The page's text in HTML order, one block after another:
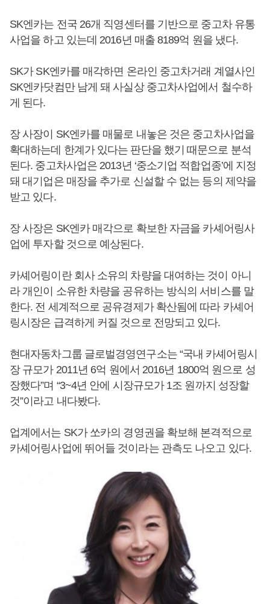
SK엔카는 전국 26개 직영센터를 기반으로 중고차 유통
사업을 하고 있는데 2016년 매출 8189억 원을 냈다.
SK가 SK엔카를 매각하면 온라인 중고차거래 계열사인
SK엔카닷컴만 남게 돼 사실상 중고차사업에서 철수하
게 된다.
장 사장이 SK엔카를 매물로 내놓은 것은 중고차사업을
확대하는데 한계가 있다는 판단을 했기 때문으로 분석
된다. 중고차사업은 2013년 ‘중소기업 적합업종’에 지정
돼 대기업은 매장을 추가로 신설할 수 없는 등의 제약을
받고 있다.
장 사장은 SK엔카 매각으로 확보한 자금을 카셰어링사
업에 투자할 것으로 예상된다.
카셰어링이란 회사 소유의 차량을 대여하는 것이 아니
라 개인이 소유한 차량을 공유하는 방식의 서비스를 말
한다. 전 세계적으로 공유경제가 확산됨에 따라 카셰어
링시장은 급격하게 커질 것으로 전망되고 있다.
현대자동차그룹 글로벌경영연구소는 “국내 카셰어링시
장 규모가 2011년 6억 원에서 2016년 1800억 원으로 성
장했다”며 “3~4년 안에 시장규모가 1조 원까지 성장할
것”이라고 내다봤다.
업계에서는 SK가 쏘카의 경영권을 확보해 본격적으로
카셰어링사업에 뛰어들 것이라는 관측도 나오고 있다.